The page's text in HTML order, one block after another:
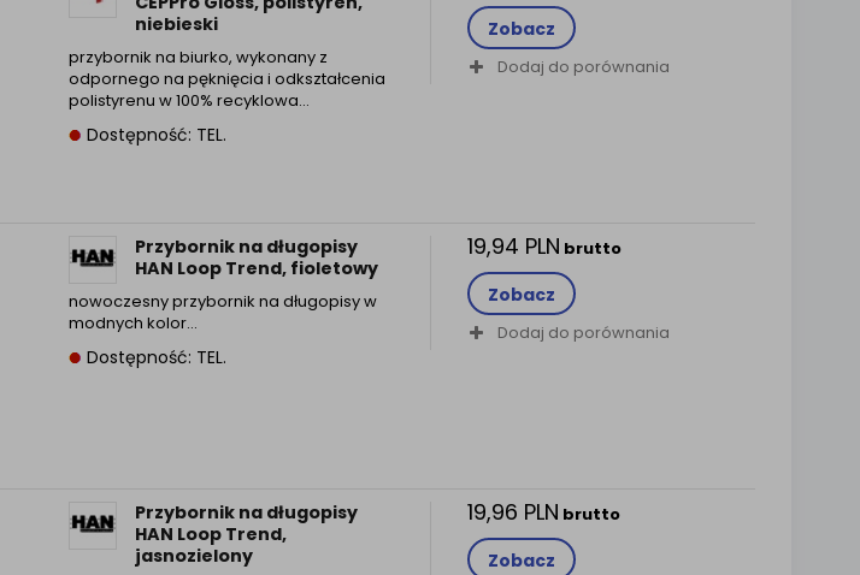
niebieski
przybornik na biurko, wykonany z
odpornego na pęknięcia i odkształcenia
polistyrenu w 100% recyklowa...
Dostępność: TEL.
Zobacz
Dodaj do porównania
Przybornik na długopisy
HAN Loop Trend, fioletowy
nowoczesny przybornik na długopisy w
modnych kolor...
Dostępność: TEL.
19,94 PLN brutto
Zobacz
Dodaj do porównania
Przybornik na długopisy
HAN Loop Trend,
jasnozielony
19,96 PLN brutto
Zobacz